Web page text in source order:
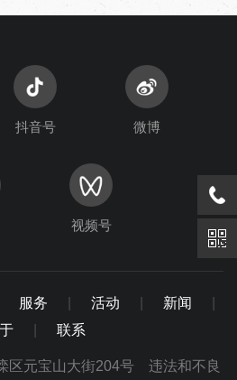
抖音号 微博
视频号
服务 活动 新闻
联系
区元宝山大街204号 违法和不良